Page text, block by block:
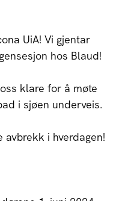
UiA! Vi gjentar
hos Blaud!
klare for å møte
i sjøen underveis.
i hverdagen!